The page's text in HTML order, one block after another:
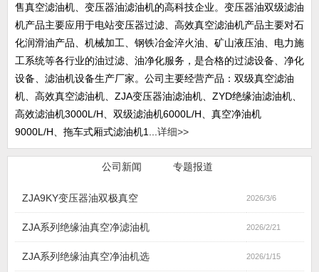
售真空滤油机、变压器油滤油机的高科技企业。变压器油双级滤油
机产品主要应用于电站变压器过滤、高效真空滤油机产品主要对石
化润滑油产品、机械加工、钢铁冶金淬火油、矿山液压油、电力施
工系统等各行业的油过滤、油净化服务，是合格的过滤设备、净化
设备、滤油机设备生产厂家。公司主要经营产品：双级真空滤油
机、高效真空滤油机、ZJA变压器油滤油机、ZYD绝缘油滤油机、
高效滤油机3000L/H、双级滤油机6000L/H、真空净油机
9000L/H、拖车式厢式滤油机1... 详细>>
公司新闻 专题报道
ZJA9KY变压器油双极真空 2026/3/6
ZJA系列绝缘油真空净滤油机 2026/2/21
ZJA系列绝缘油真空净油机选 2026/1/15